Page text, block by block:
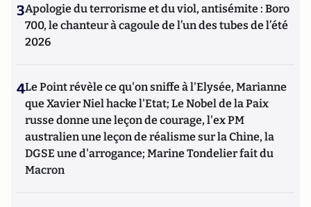
3Apologie du terrorisme et du viol, antisémite : Boro
700, le chanteur à cagoule de l’un des tubes de l’été
2026
4Le Point révèle ce qu'on sniffe à l'Elysée, Marianne
que Xavier Niel hacke l'Etat; Le Nobel de la Paix
russe donne une leçon de courage, l'ex PM
australien une leçon de réalisme sur la Chine, la
DGSE une d'arrogance; Marine Tondelier fait du
Macron